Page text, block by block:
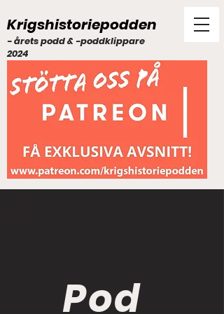
Krigshistoriepodden
- årets podd & -poddklippare
2024
Pod